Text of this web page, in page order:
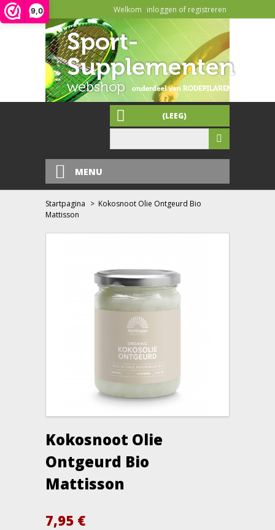
9,0 Welkom inloggen of registreren
(LEEG)
MENU
Startpagina > Kokosnoot Olie Ontgeurd Bio
Mattisson
Kokosnoot Olie
Ontgeurd Bio
Mattisson
7,95 €